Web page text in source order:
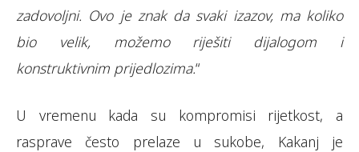
zadovoljni. Ovo je znak da svaki izazov, ma koliko
bio velik, možemo riješiti dijalogom i
konstruktivnim prijedlozima.“
U vremenu kada su kompromisi rijetkost, a
rasprave često prelaze u sukobe, Kakanj je